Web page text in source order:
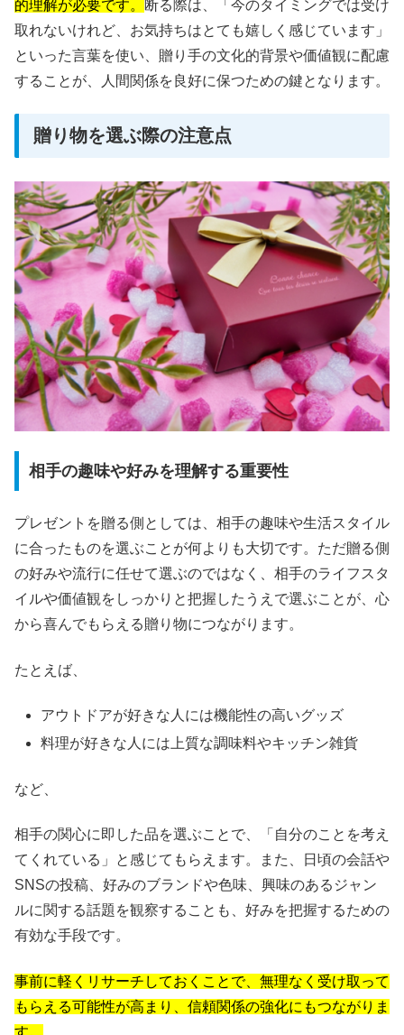
的理解が必要です。
断る際は、「今のタイミングでは受け
取れないけれど、お気持ちはとても嬉しく感じています」
といった言葉を使い、贈り手の文化的背景や価値観に配慮
することが、人間関係を良好に保つための鍵となります。
贈り物を選ぶ際の注意点
相手の趣味や好みを理解する重要性
プレゼントを贈る側としては、相手の趣味や生活スタイル
に合ったものを選ぶことが何よりも大切です。ただ贈る側
の好みや流行に任せて選ぶのではなく、相手のライフスタ
イルや価値観をしっかりと把握したうえで選ぶことが、心
から喜んでもらえる贈り物につながります。
たとえば、
アウトドアが好きな人には機能性の高いグッズ
料理が好きな人には上質な調味料やキッチン雑貨
など、
相手の関心に即した品を選ぶことで、「自分のことを考え
てくれている」と感じてもらえます。また、日頃の会話や
SNSの投稿、好みのブランドや色味、興味のあるジャン
ルに関する話題を観察することも、好みを把握するための
有効な手段です。
事前に軽くリサーチしておくことで、無理なく受け取って
もらえる可能性が高まり、信頼関係の強化にもつながりま
す。